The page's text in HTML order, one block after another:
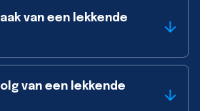
van een lekkende
van een lekkende